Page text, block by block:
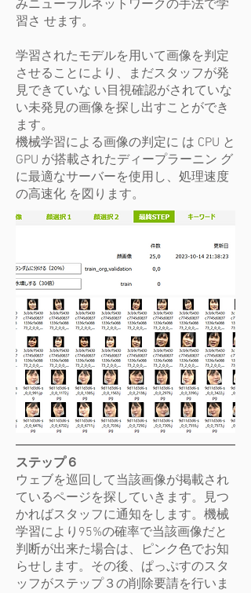
みニューラルネットワークの手法で学
習さ せます。
学習されたモデルを用いて画像を判定
させることにより、まだスタッフが発
見できていな い目視確認がされていな
い未発見の画像を探し出すことができ
ます。
機械学習による画像の判定に は CPU と
GPU が搭載されたディープラーニン グ
に最適なサーバーを使用し、処理速度
の高速化 を図ります。
ステップ６
​ウェブを巡回して当該画像が掲載され
ているページを探していきます。見つ
かればスタッフに通知をします。機械
学習により95%の確率で当該画像だと
判断が出来た場合は、ピンク色でお知
らせします。その後、ぱっぷすのスタ
ッフがステップ３の削除要請を行いま